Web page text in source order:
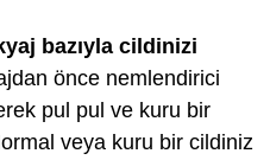
bazıyla cildinizi
önce nemlendirici
pul pul ve kuru bir
veya kuru bir cildiniz